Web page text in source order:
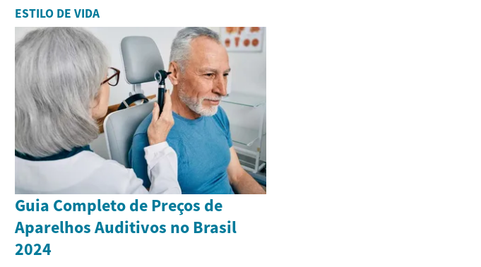
ESTILO DE VIDA
Guia Completo de Preços de
Aparelhos Auditivos no Brasil
2024